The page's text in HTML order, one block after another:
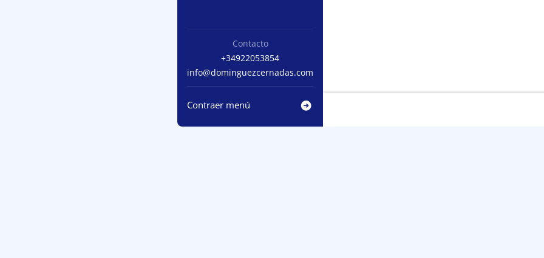
Contacto
+34922053854
info@dominguezcernadas.com
Contraer menú